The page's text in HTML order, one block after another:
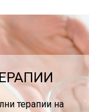
терапии на